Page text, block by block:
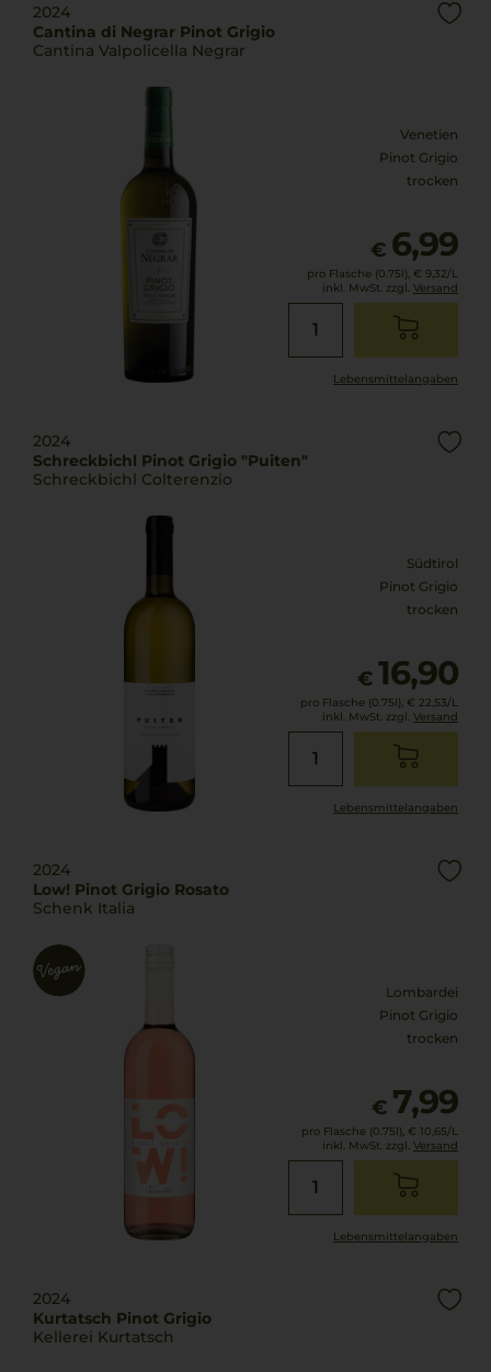
2024
Cantina di Negrar Pinot Grigio
Cantina Valpolicella Negrar
Venetien
Pinot Grigio
trocken
€ 6,99
pro Flasche (0.75l), € 9,32/L
inkl. MwSt. zzgl. Versand
Lebensmittel­angaben
2024
Schreckbichl Pinot Grigio "Puiten"
Schreckbichl Colterenzio
Südtirol
Pinot Grigio
trocken
€ 16,90
pro Flasche (0.75l), € 22,53/L
inkl. MwSt. zzgl. Versand
Lebensmittel­angaben
2024
Low! Pinot Grigio Rosato
Schenk Italia
Lombardei
Pinot Grigio
trocken
€ 7,99
pro Flasche (0.75l), € 10,65/L
inkl. MwSt. zzgl. Versand
Lebensmittel­angaben
2024
Kurtatsch Pinot Grigio
Kellerei Kurtatsch